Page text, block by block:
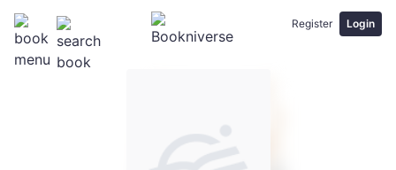
Register Login